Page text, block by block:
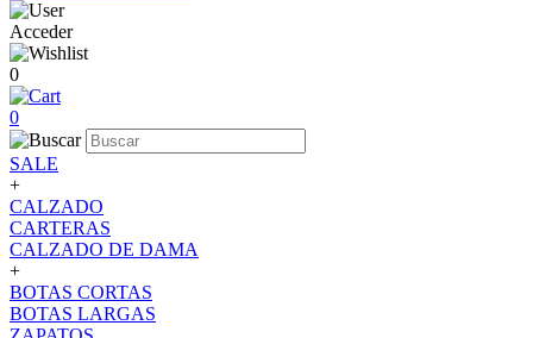
Acceder
0
0
SALE
+
CALZADO
CARTERAS
CALZADO DE DAMA
+
BOTAS CORTAS
BOTAS LARGAS